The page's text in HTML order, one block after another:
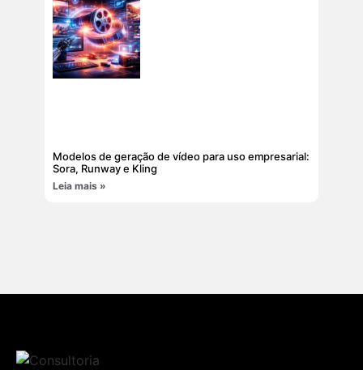
Modelos de geração de vídeo para uso empresarial:
Sora, Runway e Kling
Leia mais »